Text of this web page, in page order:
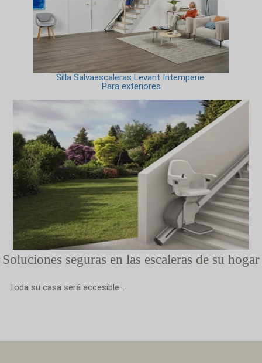
Silla Salvaescaleras Levant Intemperie.
Para exteriores
Soluciones seguras en las escaleras de su hogar
Toda su casa será accesible...